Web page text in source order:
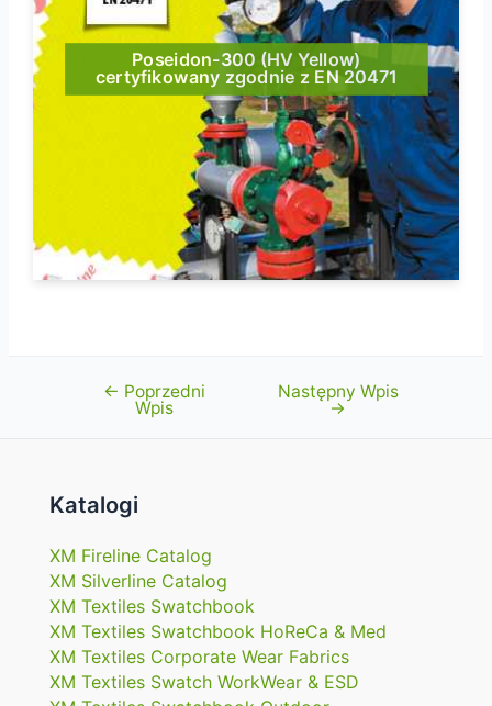
Poseidon-300 (HV Yellow)
certyfikowany zgodnie z EN 20471
Nawigacja
← Poprzedni
Wpis
Następny Wpis
→
Katalogi
XM Fireline Catalog
XM Silverline Catalog
XM Textiles Swatchbook
XM Textiles Swatchbook HoReCa & Med
XM Textiles Corporate Wear Fabrics
XM Textiles Swatch WorkWear & ESD